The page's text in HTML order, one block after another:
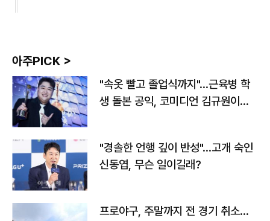
아주PICK >
"속옷 빨고 졸업식까지"…근육병 학
생 돌본 공익, 코미디언 김규원이었
"경솔한 언행 깊이 반성"…고개 숙인
신동엽, 무슨 일이길래?
프로야구, 주말까지 전 경기 취소…